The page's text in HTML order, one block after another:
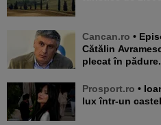
Cancan.ro • Episodul extrem din dosarul lui
Cătălin
plecat în
Prosport.ro • Ioana Țiriac, vacanță de mega –
lux într-un